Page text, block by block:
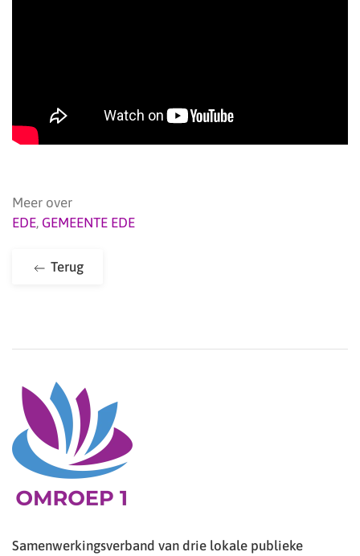
Meer over
EDE, GEMEENTE EDE
Terug
Samenwerkingsverband van drie lokale publieke